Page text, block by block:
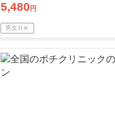
5,480 円
男女ＯＫ